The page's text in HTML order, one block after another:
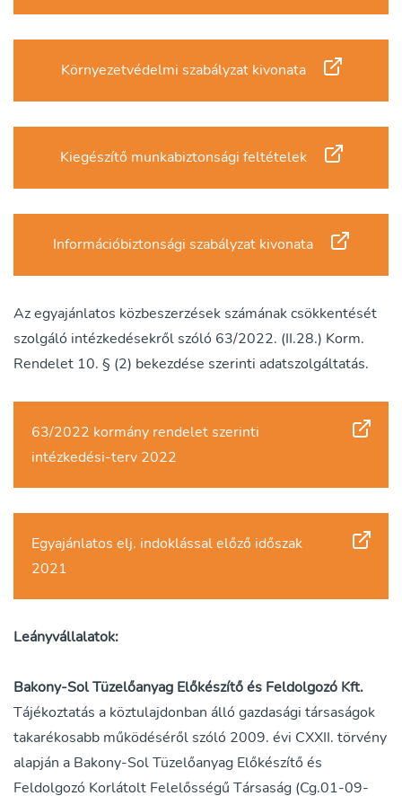
Környezetvédelmi szabályzat kivonata
Kiegészítő munkabiztonsági feltételek
Információbiztonsági szabályzat kivonata
Az egyajánlatos közbeszerzések számának csökkentését
szolgáló intézkedésekről szóló 63/2022. (II.28.) Korm.
Rendelet 10. § (2) bekezdése szerinti adatszolgáltatás.
63/2022 kormány rendelet szerinti
intézkedési-terv 2022
Egyajánlatos elj. indoklással előző időszak
2021
Leányvállalatok:
Bakony-Sol Tüzelőanyag Előkészítő és Feldolgozó Kft.
Tájékoztatás a köztulajdonban álló gazdasági társaságok
takarékosabb működéséről szóló 2009. évi CXXII. törvény
alapján a Bakony-Sol Tüzelőanyag Előkészítő és
Feldolgozó Korlátolt Felelősségű Társaság (Cg.01-09-